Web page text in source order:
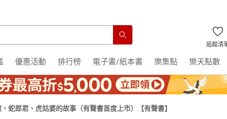
追蹤清
優惠活動 排行榜 電子書/紙本書 樂集點 樂天點數
蛇郎君、虎姑婆的故事（有聲書首度上市）【有聲書】